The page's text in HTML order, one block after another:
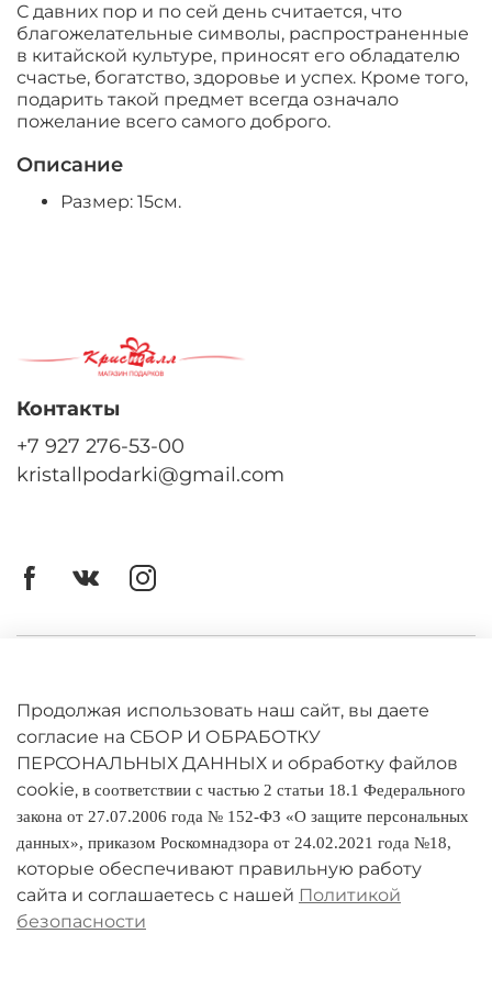
С давних пор и по сей день считается, что
благожелательные символы, распространенные
в китайской культуре, приносят его обладателю
счастье, богатство, здоровье и успех. Кроме того,
подарить такой предмет всегда означало
пожелание всего самого доброго.
Описание
Размер: 15см.
Оферта
Политика конфиденциальности
Оплата и доставка
Условия обмена и возврата
Реквизиты
Контакты
+7 927 276-53-00
kristallpodarki@gmail.com
Продолжая использовать наш сайт, вы даете
согласие на СБОР И ОБРАБОТКУ
ПЕРСОНАЛЬНЫХ ДАННЫХ и обработку файлов
cookie, в соответствии с частью 2 статьи 18.1 Федерального
закона от 27.07.2006 года № 152-ФЗ «О защите персональных
данных», приказом Роскомнадзора от 24.02.2021 года №18,
которые обеспечивают правильную работу
сайта и соглашаетесь с нашей Политикой
безопасности